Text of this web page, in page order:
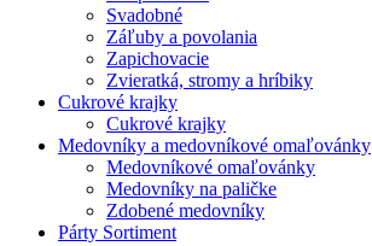
Svadobné
Záľuby a povolania
Zapichovacie
Zvieratká, stromy a hríbiky
Cukrové krajky
Cukrové krajky
Medovníky a medovníkové omaľovánky
Medovníkové omaľovánky
Medovníky na paličke
Zdobené medovníky
Párty Sortiment